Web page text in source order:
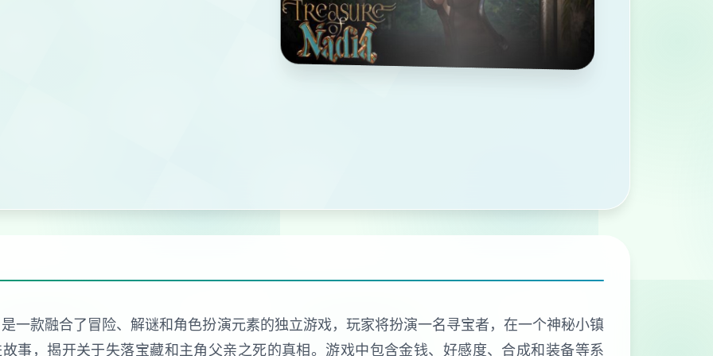
一款融合了冒险、解谜和角色扮演元素的独立游戏，玩家将扮演一名寻宝者，在一个神秘小镇
事，揭开关于失落宝藏和主角父亲之死的真相。游戏中包含金钱、好感度、合成和装备等系